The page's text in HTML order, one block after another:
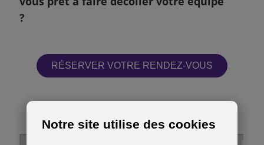
?
RÉSERVER VOTRE RENDEZ-VOUS
Notre site utilise des cookies